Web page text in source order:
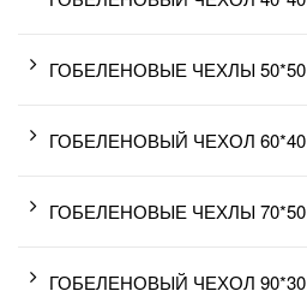
ГОБЕЛЕНОВЫЕ ЧЕХЛЫ 50*50
ГОБЕЛЕНОВЫЙ ЧЕХОЛ 60*40
ГОБЕЛЕНОВЫЕ ЧЕХЛЫ 70*50
ГОБЕЛЕНОВЫЙ ЧЕХОЛ 90*30